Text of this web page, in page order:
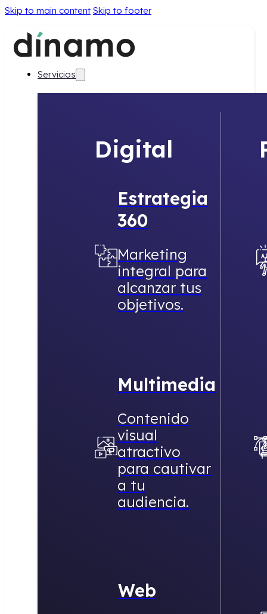
Skip to main content Skip to footer
Servicios
Digital
Estrategia
360
Marketing
integral para
alcanzar tus
objetivos.
Multimedia
Contenido
visual
atractivo
para cautivar
a tu
audiencia.
Web